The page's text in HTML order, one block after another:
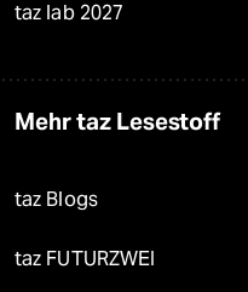
taz lab 2027
Mehr taz Lesestoff
taz Blogs
taz FUTURZWEI